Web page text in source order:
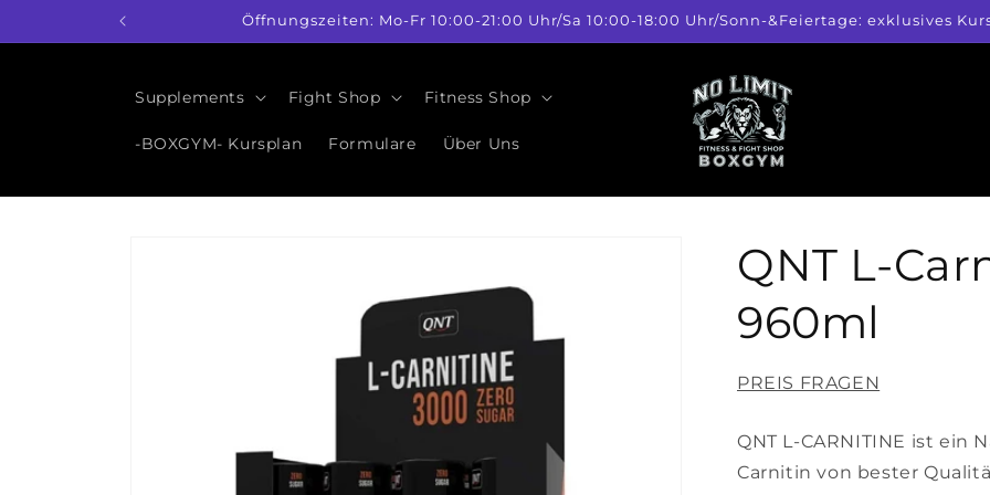
Inhalt
Öffnungszeiten: Mo-Fr 10:00-21:00 Uhr/Sa 10:00-18:00 Uhr/Sonn-&Feiertage: exklusives
Supplements Fight Shop Fitness Shop
-BOXGYM- Kursplan Formulare Über Uns
QNT L-
960ml
PREIS FRAGEN
QNT L-CARNITINE ist
Carnitin von bester